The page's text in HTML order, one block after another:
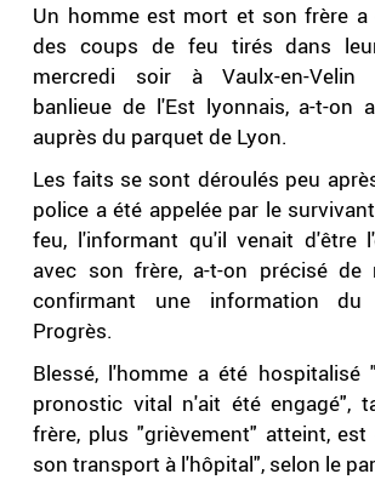
Un homme est mort et son frère a
des coups de feu tirés dans
mercredi soir à Vaulx-en-Velin
banlieue de l'Est lyonnais, a-t-on
auprès du parquet de Lyon.
Les faits se sont déroulés peu
police a été appelée par le
feu, l'informant qu'il venait d'être
avec son frère, a-t-on précisé de
confirmant une information du
Progrès.
Blessé, l'homme a été hospitalisé
pronostic vital n'ait été engagé",
frère, plus "grièvement" atteint, est
son transport à l'hôpital", selon le